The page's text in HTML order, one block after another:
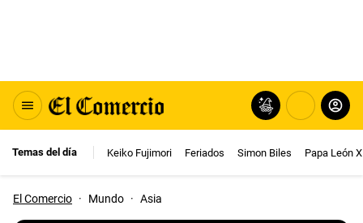
Temas del día Keiko Fujimori Feriados Simon Biles Papa León
El Comercio · Mundo · Asia